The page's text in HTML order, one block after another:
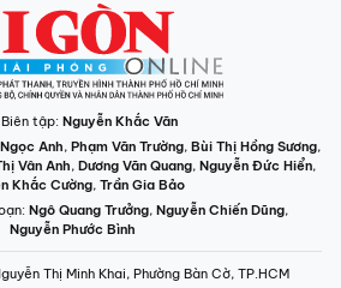
tập: Nguyễn Khắc Văn
Anh, Phạm Văn Trường, Bùi Thị Hồng Sương,
Vân Anh, Dương Văn Quang, Nguyễn Đức Hiển,
Khắc Cường, Trần Gia Bảo
Ngô Quang Trưởng, Nguyễn Chiến Dũng,
Nguyễn Phước Bình
Thị Minh Khai, Phường Bàn Cờ, TP.HCM